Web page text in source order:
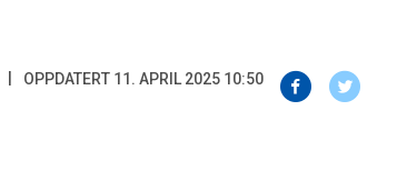
OPPDATERT 11. APRIL 2025 10:50